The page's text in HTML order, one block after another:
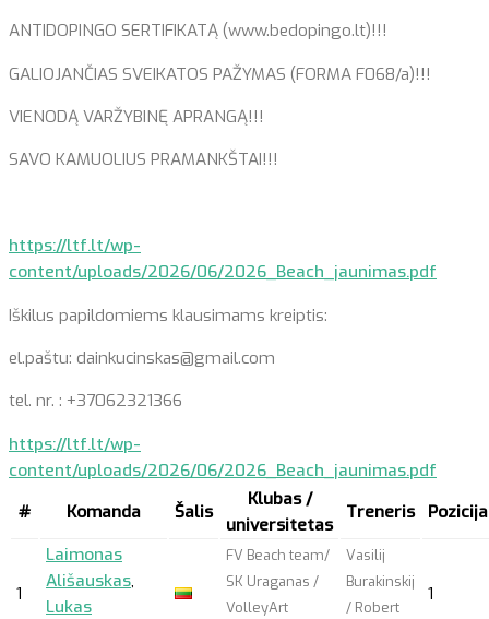
ANTIDOPINGO SERTIFIKATĄ (www.bedopingo.lt)!!!
GALIOJANČIAS SVEIKATOS PAŽYMAS (FORMA F068/a)!!!
VIENODĄ VARŽYBINĘ APRANGĄ!!!
SAVO KAMUOLIUS PRAMANKŠTAI!!!
https://ltf.lt/wp-
content/uploads/2026/06/2026_Beach_jaunimas.pdf
Iškilus papildomiems klausimams kreiptis:
el.paštu: dainkucinskas@gmail.com
tel. nr. : +37062321366
https://ltf.lt/wp-
content/uploads/2026/06/2026_Beach_jaunimas.pdf
#
Komanda Šalis
Klubas /
universitetas
Treneris Pozicija
1
Laimonas
Ališauskas,
Lukas
FV Beach team/
SK Uraganas /
VolleyArt
Vasilij
Burakinskij
/ Robert
1